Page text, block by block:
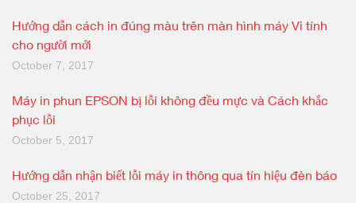
Hướng dẫn cách in đúng màu trên màn hình máy Vi tính
cho người mới
October 7, 2017
Máy in phun EPSON bị lỗi không đều mực và Cách khắc
phục lỗi
October 5, 2017
Hướng dẫn nhận biết lỗi máy in thông qua tín hiệu đèn báo
October 25, 2017